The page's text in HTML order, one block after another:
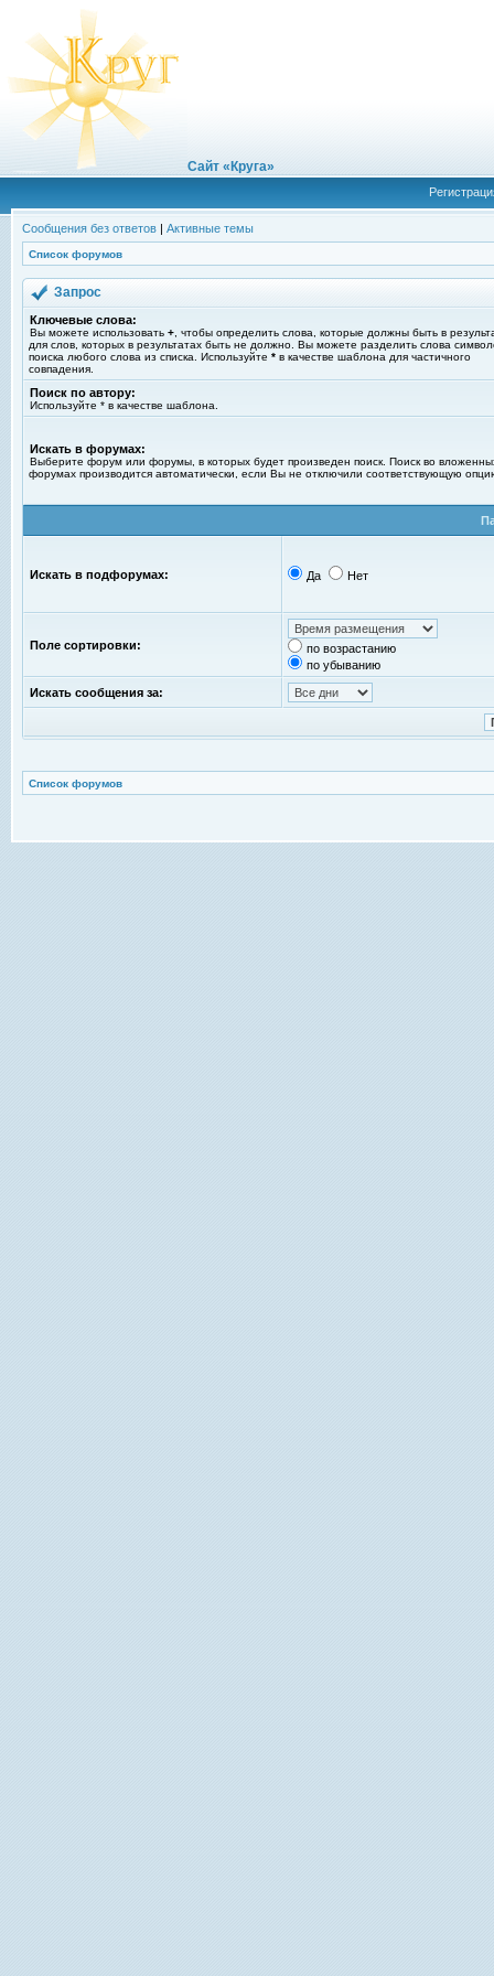
Сайт «Круга»
Сообщения без ответов | Активные темы
Список форумов
Запрос
Ключевые слова:
Вы можете использовать + , чтобы определить слова, которые должны быть в
для слов, которых в результатах быть не должно. Вы можете разделить слова
поиска любого слова из списка. Используйте * в качестве шаблона для частичного
совпадения.
Поиск по автору:
Используйте * в качестве шаблона.
Искать в форумах:
Выберите форум или форумы, в которых будет произведен поиск. Поиск во
форумах производится автоматически, если Вы не отключили соответствующую
Искать в подфорумах: Да Нет
Поле сортировки:
по возрастанию
по убыванию
Искать сообщения за:
Список форумов